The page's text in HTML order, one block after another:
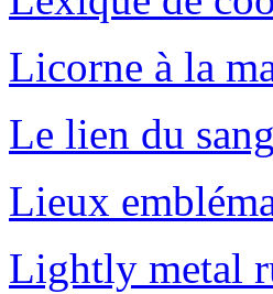
Licorne à la
Le lien du
Lieux
Lightly metal